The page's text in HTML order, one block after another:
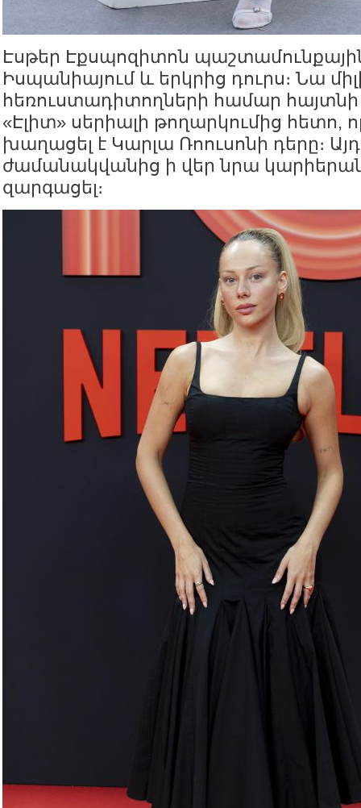
Էսթեր Էքսպոզիտոն
Իսպանիայում և երկրից դուրս։ Նա
հեռուստադիտողների համար հայտնի
«Էլիտ» սերիալի թողարկումից հետո,
խաղացել է Կարլա Ռոուսոնի դերը։ Այդ
ժամանակվանից ի վեր նրա
զարգացել։